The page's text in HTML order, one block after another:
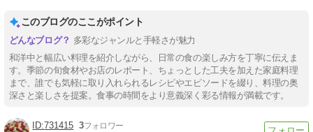
このブログのここがポイント
多彩なジャンルと手軽さが魅力
和洋中と幅広い料理を紹介しながら、日常の食の楽しみ方を丁寧に伝えま
す。季節の旬食材やお店のレポート、ちょっとした工夫を加えた家庭料理
まで、誰でも気軽に取り入れられるレシピやエピソードを綴り、料理の奥
深さと楽しさを提案。食事の時間をより意義深く彩る情報が満載です。
731415 3